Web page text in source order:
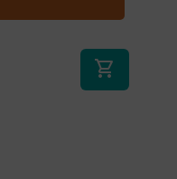
shopping_cart